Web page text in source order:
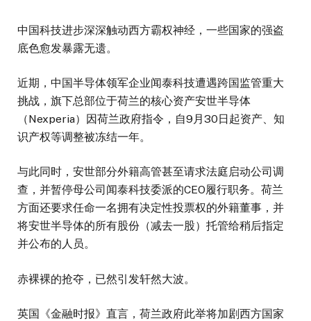
中国科技进步深深触动西方霸权神经，一些国家的强盗
底色愈发暴露无遗。
近期，中国半导体领军企业闻泰科技遭遇跨国监管重大
挑战，旗下总部位于荷兰的核心资产安世半导体
（Nexperia）因荷兰政府指令，自9月30日起资产、知
识产权等调整被冻结一年。
与此同时，安世部分外籍高管甚至请求法庭启动公司调
查，并暂停母公司闻泰科技委派的CEO履行职务。荷兰
方面还要求任命一名拥有决定性投票权的外籍董事，并
将安世半导体的所有股份（减去一股）托管给稍后指定
并公布的人员。
赤裸裸的抢夺，已然引发轩然大波。
英国《金融时报》直言，荷兰政府此举将加剧西方国家